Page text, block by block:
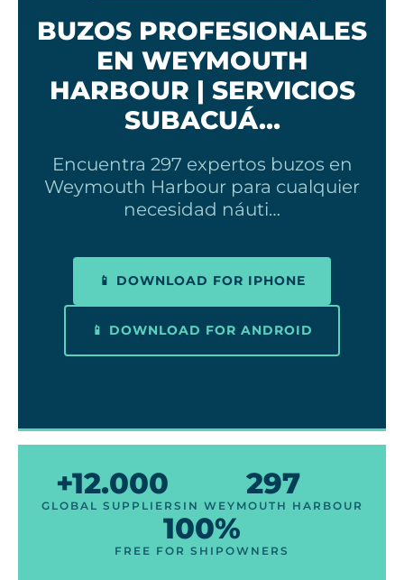
BUZOS PROFESIONALES
EN WEYMOUTH
HARBOUR | SERVICIOS
SUBACUÁ…
Encuentra 297 expertos buzos en
Weymouth Harbour para cualquier
necesidad náuti…
📱 DOWNLOAD FOR IPHONE
📱 DOWNLOAD FOR ANDROID
+12.000
GLOBAL SUPPLIERS
297
IN WEYMOUTH HARBOUR
100%
FREE FOR SHIPOWNERS